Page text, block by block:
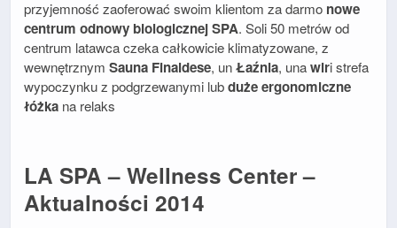
przyjemność zaoferować swoim klientom za darmo nowe
centrum odnowy biologicznej SPA. Soli 50 metrów od
centrum latawca czeka całkowicie klimatyzowane, z
wewnętrznym Sauna Finaldese, unŁaźnia, unawiri strefa
wypoczynku z podgrzewanymi lubduże ergonomiczne
łóżka na relaks
LA SPA – Wellness Center –
Aktualności 2014